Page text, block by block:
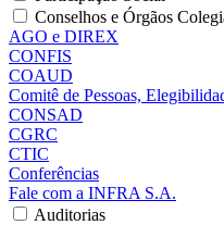
Conselhos e Órgãos
AGO e DIREX
CONFIS
COAUD
Comitê de Pessoas,
CONSAD
CGRC
CTIC
Conferências
Fale com a INFRA S.A.
Auditorias